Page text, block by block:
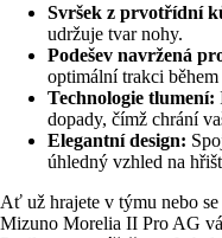
Svršek z prvotřídní
udržuje tvar nohy.
Podešev navržená
optimální trakci
Technologie tlumení:
dopady, čímž chrání
Elegantní design:
úhledný vzhled na
Ať už hrajete v týmu nebo
Mizuno Morelia II Pro AG